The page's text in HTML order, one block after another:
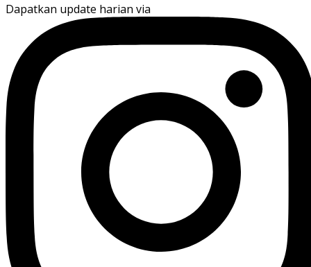
Dapatkan update harian via